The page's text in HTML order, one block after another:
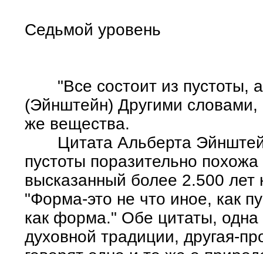
Седьмой уровень
"Все состоит из пустоты,
(Эйнштейн) Другими словами,
же вещества.
Цитата Альберта
пустоты поразительно
высказанный более 2.500 лет
"Форма-это не что иное, как
как форма." Обе цитаты, одна
духовной традиции, другая-